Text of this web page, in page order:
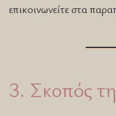
επικοινωνείτε στα
3. Σκοπός